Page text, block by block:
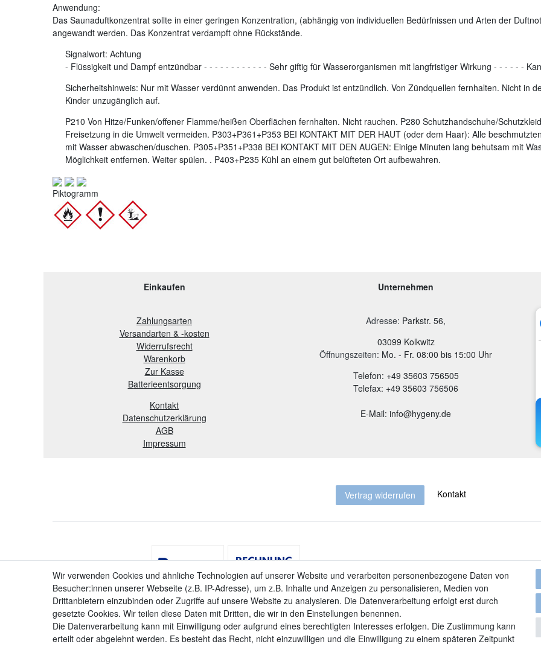
Anwendung:
Das Saunaduftkonzentrat sollte in einer geringen Konzentration, (abhängig von individuellen Bedürfnissen und Arten der
angewandt werden. Das Konzentrat verdampft ohne Rückstände.
Signalwort: Achtung
- Flüssigkeit und Dampf entzündbar - - - - - - - - - - - - Sehr giftig für Wasserorganismen mit langfristiger Wirkung - - - - - -
Sicherheitshinweis: Nur mit Wasser verdünnt anwenden. Das Produkt ist entzündlich. Von Zündquellen fernhalten. Nicht in
Kinder unzugänglich auf.
P210 Von Hitze/Funken/offener Flamme/heißen Oberflächen fernhalten. Nicht rauchen. P280 Schutzhandschuhe/
Freisetzung in die Umwelt vermeiden. P303+P361+P353 BEI KONTAKT MIT DER HAUT (oder dem Haar): Alle
mit Wasser abwaschen/duschen. P305+P351+P338 BEI KONTAKT MIT DEN AUGEN: Einige Minuten lang behutsam mit
Möglichkeit entfernen. Weiter spülen. . P403+P235 Kühl an einem gut belüfteten Ort aufbewahren.
Piktogramm
Einkaufen
Zahlungsarten
Versandarten & -kosten
Widerrufsrecht
Warenkorb
Zur Kasse
Batterieentsorgung
Kontakt
Datenschutzerklärung
AGB
Impressum
Unternehmen
Adresse: Parkstr. 56,
03099 Kolkwitz
Öffnungszeiten: Mo. - Fr. 08:00 bis 15:00 Uhr
Telefon: +49 35603 756505
Telefax: +49 35603 756506
E-Mail: info@hygeny.de
Vertrag widerrufen Kontakt
Wir verwenden Cookies und ähnliche Technologien auf unserer Website und verarbeiten personenbezogene Daten von
Besucher:innen unserer Webseite (z.B. IP-Adresse), um z.B. Inhalte und Anzeigen zu personalisieren, Medien von
Drittanbietern einzubinden oder Zugriffe auf unsere Website zu analysieren. Die Datenverarbeitung erfolgt erst durch
gesetzte Cookies. Wir teilen diese Daten mit Dritten, die wir in den Einstellungen benennen.
Die Datenverarbeitung kann mit Einwilligung oder aufgrund eines berechtigten Interesses erfolgen. Die Zustimmung kann
erteilt oder abgelehnt werden. Es besteht das Recht, nicht einzuwilligen und die Einwilligung zu einem späteren Zeitpunkt